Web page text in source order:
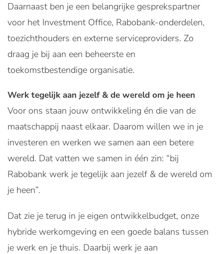
Daarnaast ben je een belangrijke gesprekspartner
voor het Investment Office, Rabobank-onderdelen,
toezichthouders en externe serviceproviders. Zo
draag je bij aan een beheerste en
toekomstbestendige organisatie.
Werk tegelijk aan jezelf & de wereld om je heen
Voor ons staan jouw ontwikkeling én die van de
maatschappij naast elkaar. Daarom willen we in je
investeren en werken we samen aan een betere
wereld. Dat vatten we samen in één zin: “bij
Rabobank werk je tegelijk aan jezelf & de wereld om
je heen”.
Dat zie je terug in je eigen ontwikkelbudget, onze
hybride werkomgeving en een goede balans tussen
je werk en je thuis. Daarbij werk je aan